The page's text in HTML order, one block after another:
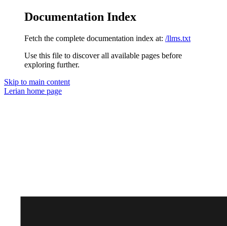
Documentation Index
Fetch the complete documentation index at: /llms.txt
Use this file to discover all available pages before
exploring further.
Skip to main content
Lerian home page